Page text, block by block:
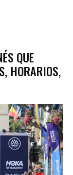
QUE
HORARIOS,